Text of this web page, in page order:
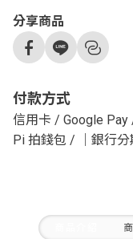
分享商品
付款方式
信用卡 / Google Pay
Pi 拍錢包 / ｜銀行分